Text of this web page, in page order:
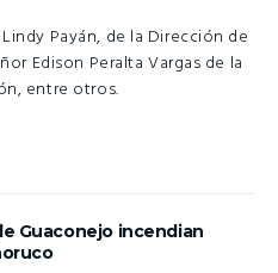
Payán, de la Dirección de
Edison Peralta Vargas de la
entre otros.
Guaconejo incendian